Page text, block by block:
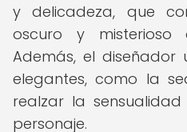
y delicadeza, que
oscuro y misterioso
Además, el diseñador
elegantes, como la
realzar la
personaje.